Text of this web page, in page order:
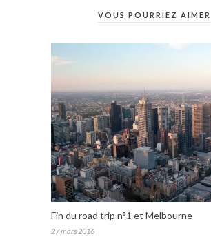
VOUS POURRIEZ AIMER
Fin du road trip n°1 et Melbourne
27 mars 2016